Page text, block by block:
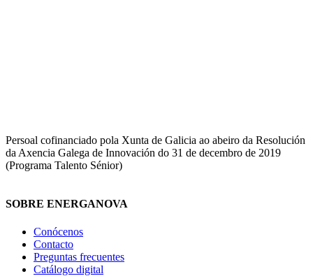
Persoal cofinanciado pola Xunta de Galicia ao abeiro da Resolución
da Axencia Galega de Innovación do 31 de decembro de 2019
(Programa Talento Sénior)
SOBRE ENERGANOVA
Conócenos
Contacto
Preguntas frecuentes
Catálogo digital